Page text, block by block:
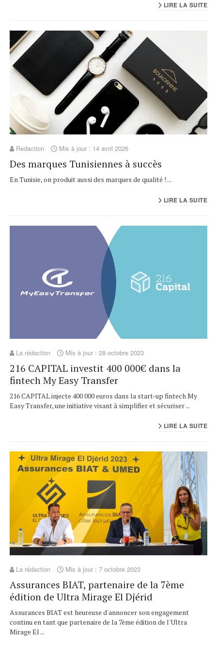
LIRE LA SUITE
Redaction Mis à jour : 14 avril 2026
Des marques Tunisiennes à succès
En Tunisie, on produit aussi des marques de qualité ! ...
LIRE LA SUITE
La rédaction Mis à jour : 28 octobre 2023
216 CAPITAL investit 400 000€ dans la
fintech My Easy Transfer
216 CAPITAL injecte 400 000 euros dans la start-up fintech My
Easy Transfer, une initiative visant à simplifier et sécuriser ...
LIRE LA SUITE
La rédaction Mis à jour : 7 octobre 2023
Assurances BIAT, partenaire de la 7ème
édition de Ultra Mirage El Djérid
Assurances BIAT est heureuse d'annoncer son engagement
continu en tant que partenaire de la 7ème édition de l'Ultra
Mirage El ...